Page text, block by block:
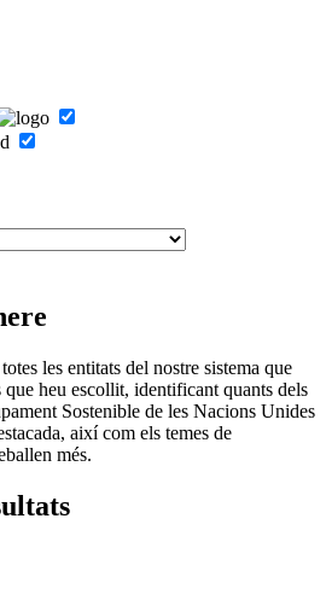
les entitats del nostre sistema que
heu escollit, identificant quants dels
Sostenible de les Nacions Unides
així com els temes de
més.